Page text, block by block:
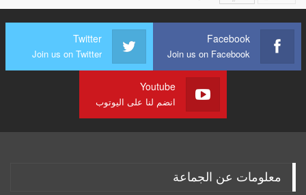
Facebook
Join us on Facebook
Twitter
Join us on Twitter
Youtube
انضم لنا على اليوتوب
معلومات عن الجماعة